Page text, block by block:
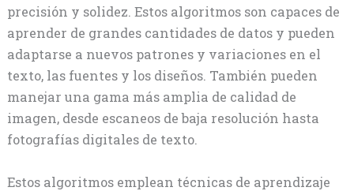
precisión y solidez. Estos algoritmos son capaces de
aprender de grandes cantidades de datos y pueden
adaptarse a nuevos patrones y variaciones en el
texto, las fuentes y los diseños. También pueden
manejar una gama más amplia de calidad de
imagen, desde escaneos de baja resolución hasta
fotografías digitales de texto.
Estos algoritmos emplean técnicas de aprendizaje